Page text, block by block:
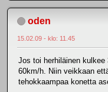
oden
15.02.09 - klo: 11.45
Jos toi herhiläinen
60km/h. Niin veikkaan
tehokkaampaa konetta